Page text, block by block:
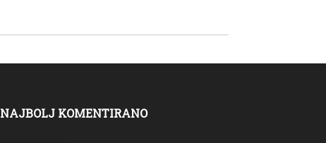
NAJBOLJ KOMENTIRANO